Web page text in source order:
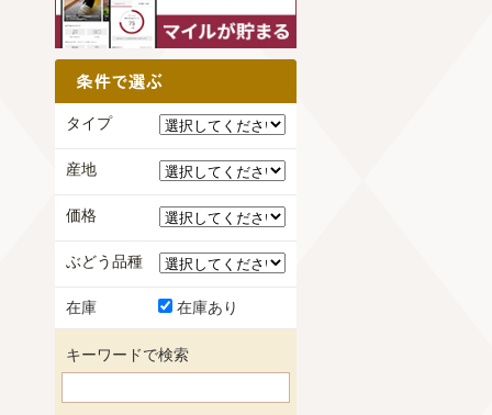
タイプ
産地
価格
ぶどう品種
在庫 在庫あり
キーワードで検索